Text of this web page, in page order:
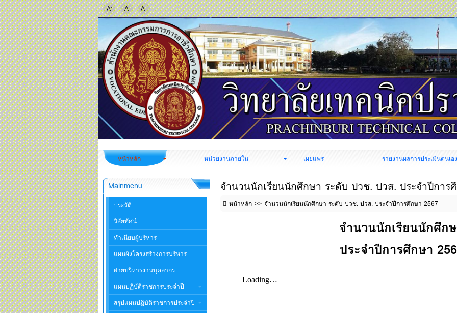
A- A A+
หน้าหลัก หน่วยงานภายใน เผยแพร่ รายงานผลการประเมินตนเอง
จำนวนนักเรียนนักศึกษา ระดับ ปวช. ปวส. ประจำปีการ
หน้าหลัก จำนวนนักเรียนนักศึกษา ระดับ ปวช. ปวส. ประจำปีการศึกษา 2567
จำนวนนักเรียนนักศึก
ประจำปีการศึกษา
Mainmenu
ประวัติ
วิสัยทัศน์
ทำเนียบผู้บริหาร
แผนผังโครงสร้างการบริหาร
ฝ่ายบริหารงานบุคลากร
แผนปฏิบัติราชการประจำปี
สรุปแผนปฏิบัติราชการประจำปี